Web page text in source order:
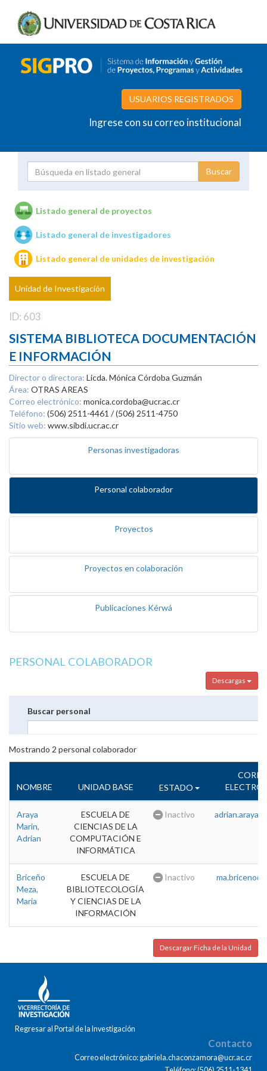
USUARIOS REGISTRADOS
Ingrese con su correo institucional
Unidades de investigación
Listado general de proyectos
Listado general de investigadores
Listado general de unidades de investigación
Unidad de Investigación
ID: 603
SISTEMA BIBLIOTECA DOCUMENTACIÓN
E INFORMACIÓN
Director o directora: Licda. Mónica Córdoba Guzmán
Área: OTRAS AREAS
Correo electrónico: monica.cordoba@ucr.ac.cr
Teléfono: (506) 2511-4461 / (506) 2511-4750
Sitio web: www.sibdi.ucr.ac.cr
Personas investigadoras
Personal colaborador
Proyectos
Proyectos en colaboración
Publicaciones Kérwá
PERSONAL COLABORADOR
Descargas
Buscar personal
Mostrando 2 personal colaborador
NOMBRE UNIDAD BASE ESTADO
Araya
Marin,
Adrian
ESCUELA DE
CIENCIAS DE LA
COMPUTACIÓN E
INFORMÁTICA
Inactivo
Briceño
Meza,
Maria
ESCUELA DE
BIBLIOTECOLOGÍA
Y CIENCIAS DE LA
INFORMACIÓN
Inactivo
Descargar Ficha de la Unidad
Regresar al Portal de la Investigación
Contacto
Correo electrónico: gabriela.chaconzamora@ucr.ac.cr